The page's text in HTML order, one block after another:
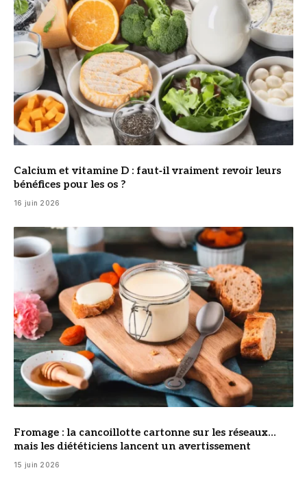
Calcium et vitamine D : faut‑il vraiment revoir leurs
bénéfices pour les os ?
16 juin 2026
© DR
Fromage : la cancoillotte cartonne sur les réseaux…
mais les diététiciens lancent un avertissement
15 juin 2026